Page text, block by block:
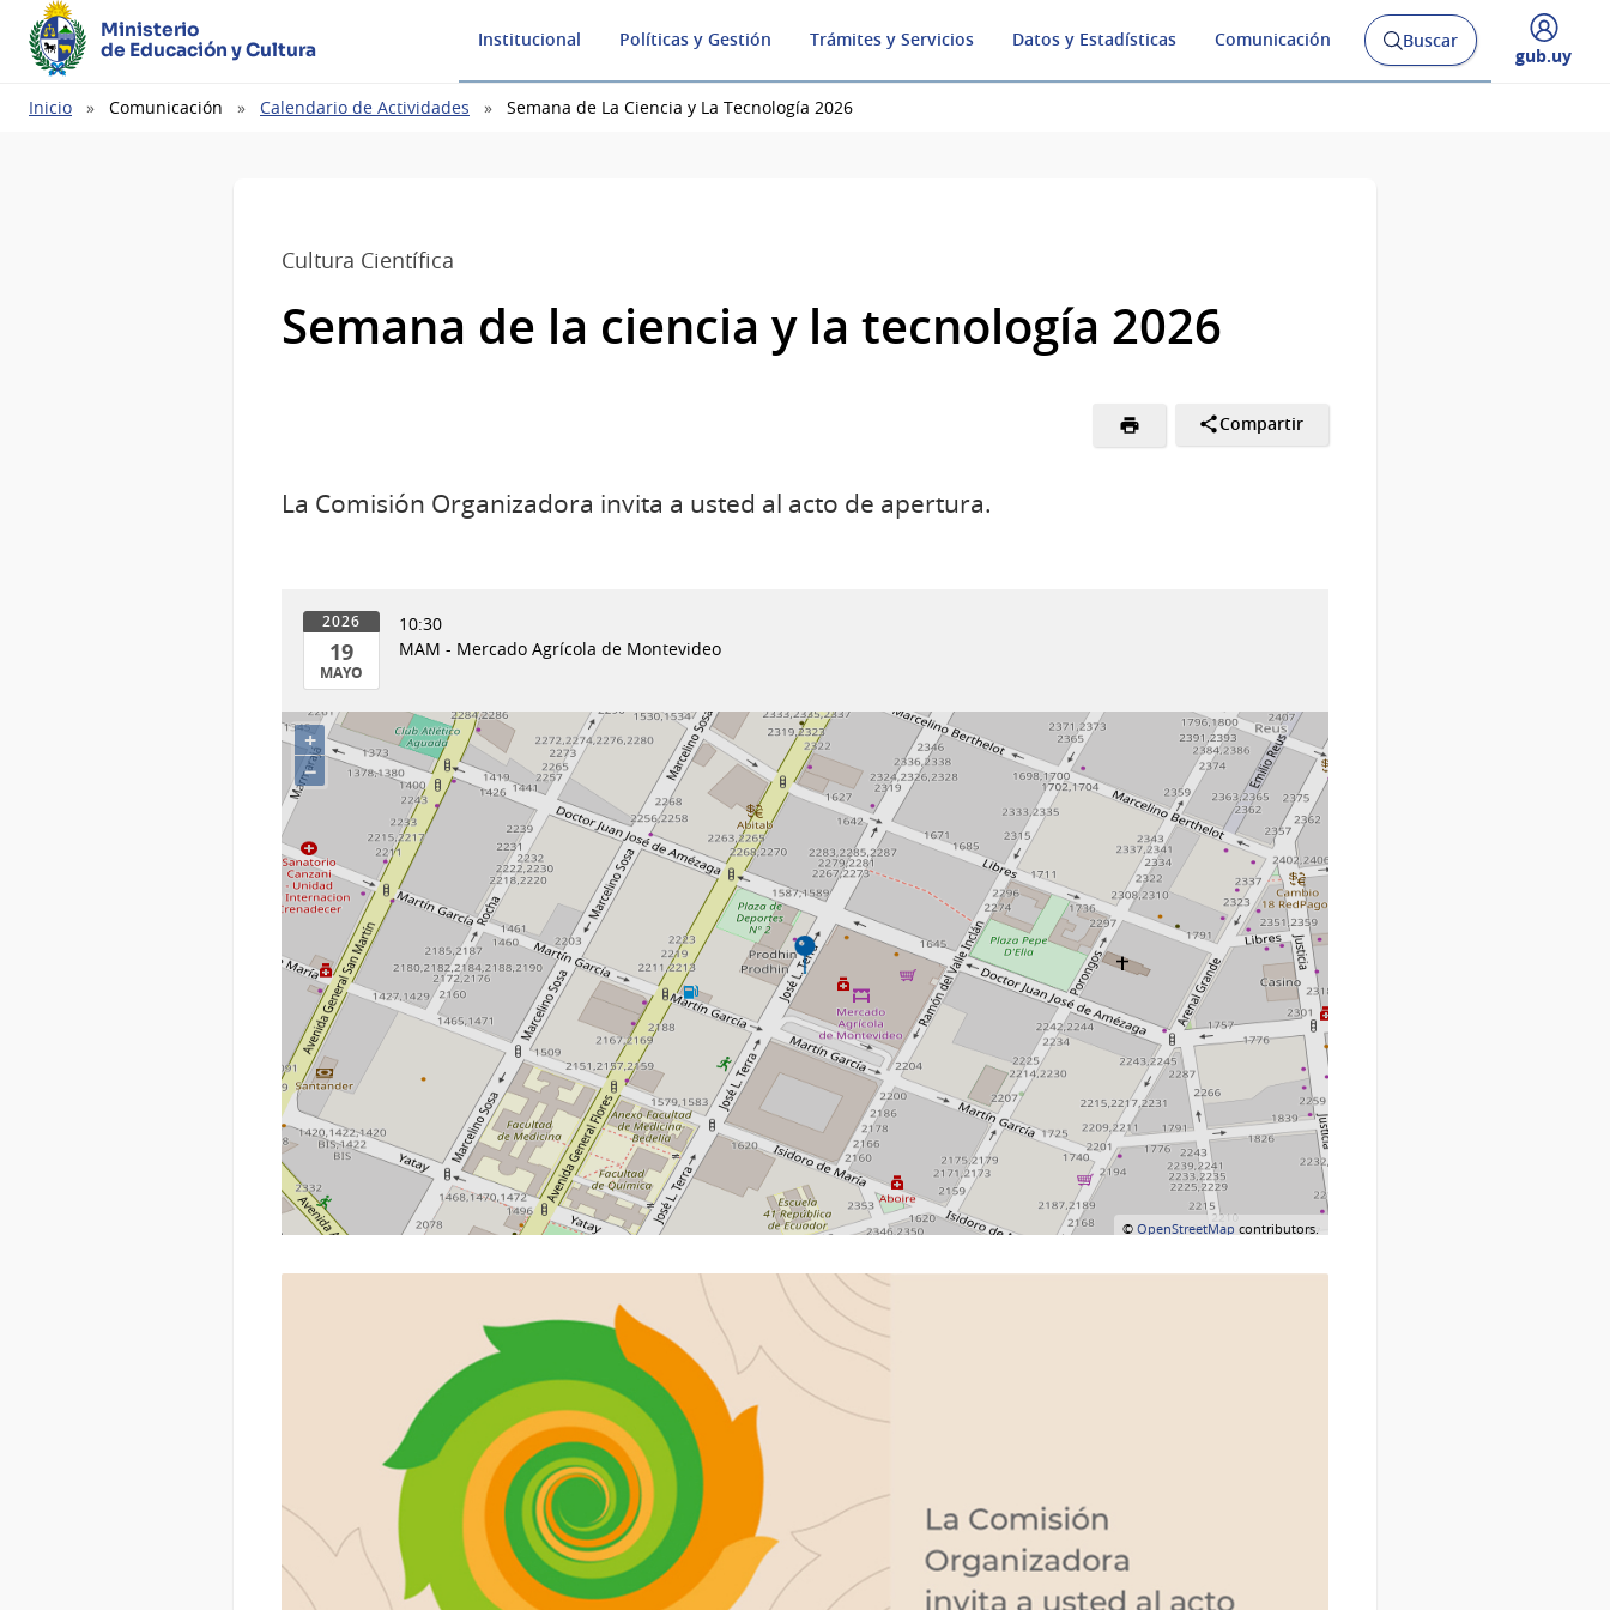
Ministerio
de Educación y Cultura
Institucional Políticas y Gestión Trámites y Servicios Datos y Estadísticas Comunicación
Abrir
buscador
Buscar
Desplegar
gub.uy
Ruta
Inicio Comunicación Calendario de Actividades Semana de La Ciencia y La Tecnología 2026
Cultura Científica
Semana de la ciencia y la tecnología 2026
Compartir
La Comisión Organizadora invita a usted al acto de apertura.
2026
19
MAYO
de
Mayo
del
10:30
MAM - Mercado Agrícola de Montevideo
+
−
©OpenStreetMap contributors.